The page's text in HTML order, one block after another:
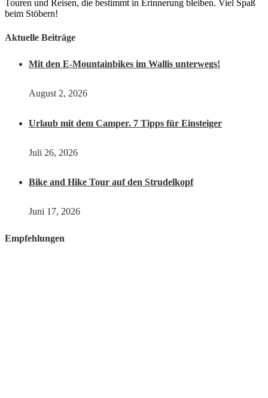
Touren und Reisen, die bestimmt in Erinnerung bleiben. Viel Spaß
beim Stöbern!
Aktuelle Beiträge
Mit den E-Mountainbikes im Wallis unterwegs!
August 2, 2026
Urlaub mit dem Camper. 7 Tipps für Einsteiger
Juli 26, 2026
Bike and Hike Tour auf den Strudelkopf
Juni 17, 2026
Empfehlungen